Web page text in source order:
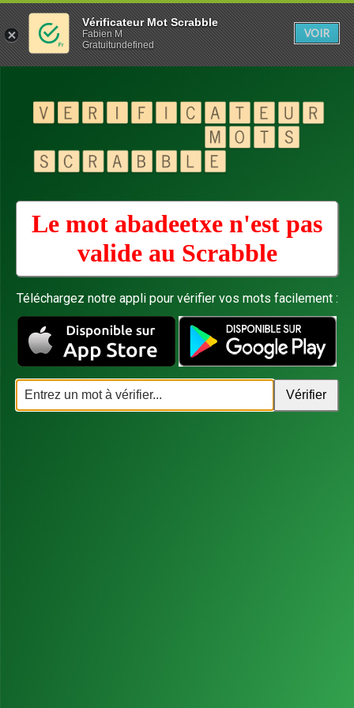
Le mot abadeetxe n'est pas
valide au Scrabble
Téléchargez notre appli pour vérifier vos mots facilement :
Vérificateur Mot Scrabble
Fabien M
Gratuitundefined
VOIR